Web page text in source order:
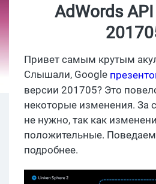
AdWords
Привет самым крутым
Слышали, Google
версии 201705? Это
некоторые изменения. За
не нужно, так как
положительные.
подробнее.